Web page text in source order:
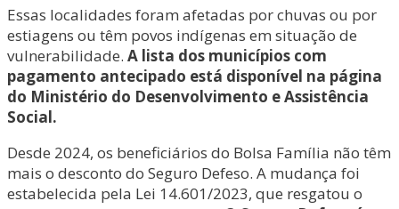
Essas localidades foram afetadas por chuvas ou por
estiagens ou têm povos indígenas em situação de
vulnerabilidade. A lista dos municípios com
pagamento antecipado está disponível na página
do Ministério do Desenvolvimento e Assistência
Social.
Desde 2024, os beneficiários do Bolsa Família não têm
mais o desconto do Seguro Defeso. A mudança foi
estabelecida pela Lei 14.601/2023, que resgatou o